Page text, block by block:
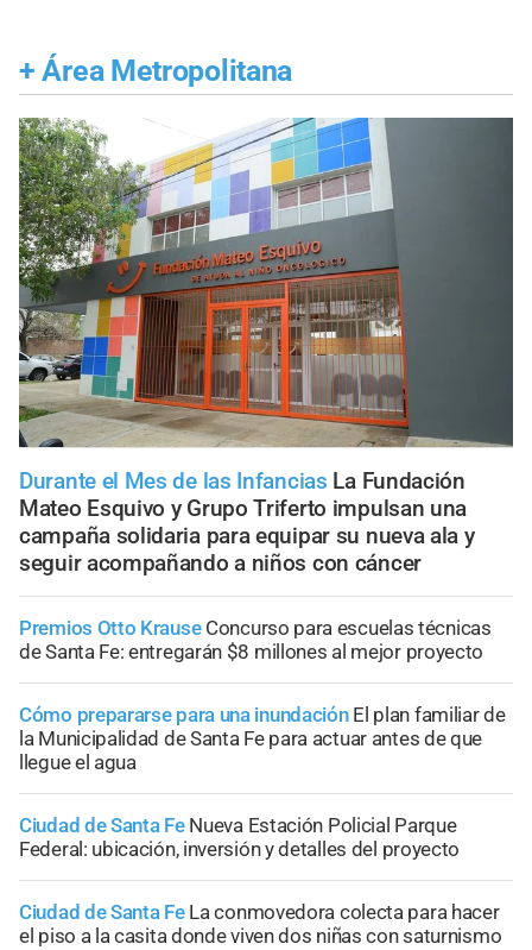
+ Área Metropolitana
Durante el Mes de las Infancias La Fundación
Mateo Esquivo y Grupo Triferto impulsan una
campaña solidaria para equipar su nueva ala y
seguir acompañando a niños con cáncer
Premios Otto Krause Concurso para escuelas técnicas
de Santa Fe: entregarán $8 millones al mejor proyecto
Cómo prepararse para una inundación El plan familiar de
la Municipalidad de Santa Fe para actuar antes de que
llegue el agua
Ciudad de Santa Fe Nueva Estación Policial Parque
Federal: ubicación, inversión y detalles del proyecto
Ciudad de Santa Fe La conmovedora colecta para hacer
el piso a la casita donde viven dos niñas con saturnismo